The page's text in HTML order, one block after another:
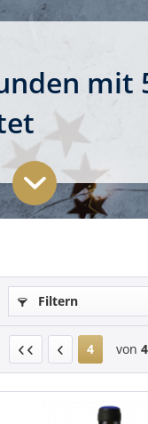
mit
Filtern
4 von 4